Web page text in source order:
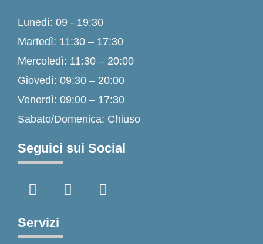
Lunedì: 09 - 19:30
Martedì: 11:30 – 17:30
Mercoledì: 11:30 – 20:00
Giovedì: 09:30 – 20:00
Venerdì: 09:00 – 17:30
Sabato/Domenica: Chiuso
Seguici sui Social
a
e
b
n
i
Servizi